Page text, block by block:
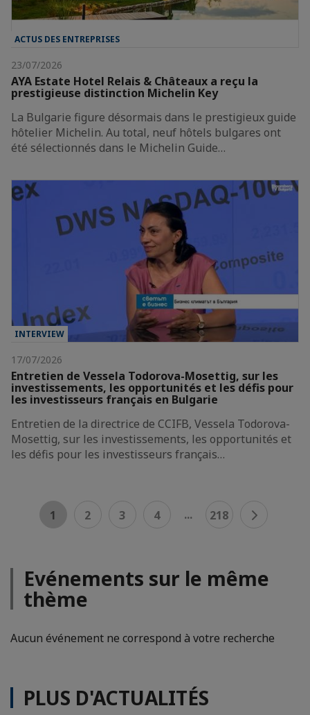
ACTUS DES ENTREPRISES
23/07/2026
AYA Estate Hotel Relais & Châteaux a reçu la
prestigieuse distinction Michelin Key
La Bulgarie figure désormais dans le prestigieux guide
hôtelier Michelin. Au total, neuf hôtels bulgares ont
été sélectionnés dans le Michelin Guide…
INTERVIEW
17/07/2026
Entretien de Vessela Todorova-Mosettig, sur les
investissements, les opportunités et les défis pour
les investisseurs français en Bulgarie
Entretien de la directrice de CCIFB, Vessela Todorova-
Mosettig, sur les investissements, les opportunités et
les défis pour les investisseurs français…
1 2 3 4 ... 218
Evénements sur le même
thème
Aucun événement ne correspond à votre recherche
PLUS D'ACTUALITÉS